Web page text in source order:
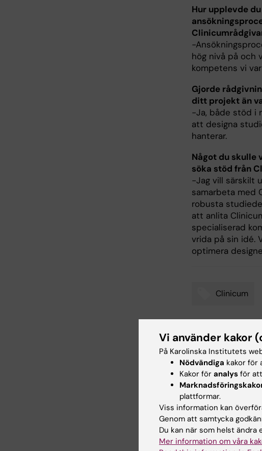
Hur upplevde du
hög nivå på och
kompetens vi
Gjorde
ditt projekt än
−Ja, både stöd i
att designa
hanterar.
Något du skulle
söka stöd från
−Jag vill särskilt
samarbeta med
robusta
att anlita
specialiserad
vrida på sin idé.
optimera
Clinicum
Uppdaterad av:
Sara Lidman 2026-
Dela
Relaterade
Vi använder kakor
På Karolinska Institutets
Nödvändiga kakor för
Kakor för analys för
plattformar.
Viss information kan
Genom att samtycka
Du kan när som helst
Mer information om våra